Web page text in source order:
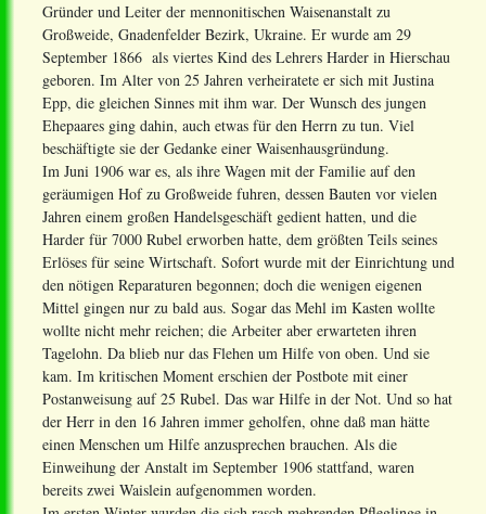
Gründer und Leiter der mennonitischen Waisenanstalt zu
Großweide, Gnadenfelder Bezirk, Ukraine. Er wurde am 29
September 1866 als viertes Kind des Lehrers Harder in Hierschau
geboren. Im Alter von 25 Jahren verheiratete er sich mit Justina
Epp, die gleichen Sinnes mit ihm war. Der Wunsch des jungen
Ehepaares ging dahin, auch etwas für den Herrn zu tun. Viel
beschäftigte sie der Gedanke einer Waisenhausgründung.
Im Juni 1906 war es, als ihre Wagen mit der Familie auf den
geräumigen Hof zu Großweide fuhren, dessen Bauten vor vielen
Jahren einem großen Handelsgeschäft gedient hatten, und die
Harder für 7000 Rubel erworben hatte, dem größten Teils seines
Erlöses für seine Wirtschaft. Sofort wurde mit der Einrichtung und
den nötigen Reparaturen begonnen; doch die wenigen eigenen
Mittel gingen nur zu bald aus. Sogar das Mehl im Kasten wollte
wollte nicht mehr reichen; die Arbeiter aber erwarteten ihren
Tagelohn. Da blieb nur das Flehen um Hilfe von oben. Und sie
kam. Im kritischen Moment erschien der Postbote mit einer
Postanweisung auf 25 Rubel. Das war Hilfe in der Not. Und so hat
der Herr in den 16 Jahren immer geholfen, ohne daß man hätte
einen Menschen um Hilfe anzusprechen brauchen. Als die
Einweihung der Anstalt im September 1906 stattfand, waren
bereits zwei Waislein aufgenommen worden.